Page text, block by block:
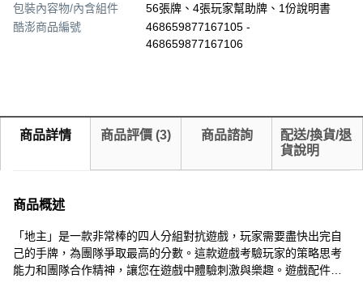
包裝內容物/內含組件
56張牌、4張玩家幫助牌、1份說明書
酷澎商品編號
468659877167105 -
468659877167106
商品詳情 商品評價 (3) 商品諮詢
配送/換貨/退
貨說明
商品概述
「地主」是一款非常棒的四人分組對抗遊戲，玩家需要盡快出完自
己的手牌，為團隊爭取最高的分數。這款遊戲考驗玩家的策略思考
能力和團隊合作精神，讓您在遊戲中體驗刺激與樂趣。遊戲配件包